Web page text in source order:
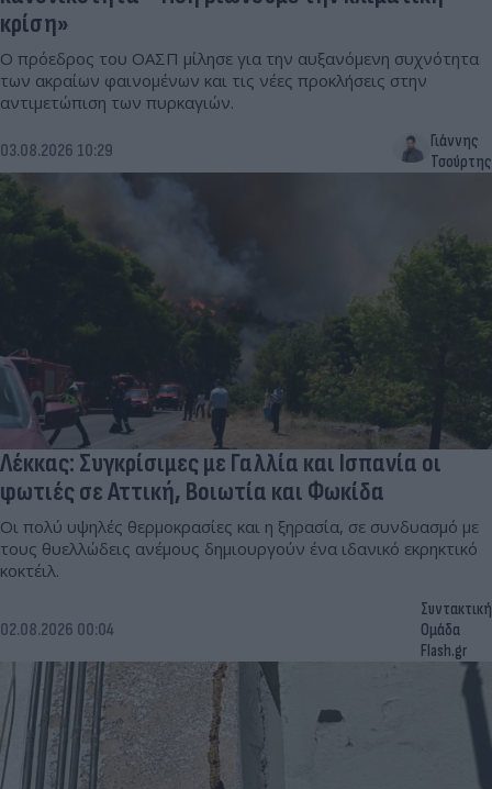
κρίση»
Ο πρόεδρος του ΟΑΣΠ μίλησε για την αυξανόμενη συχνότητα
των ακραίων φαινομένων και τις νέες προκλήσεις στην
αντιμετώπιση των πυρκαγιών.
03.08.2026 10:29
Γιάννης
Τσούρτης
Λέκκας: Συγκρίσιμες με Γαλλία και Ισπανία οι
φωτιές σε Αττική, Βοιωτία και Φωκίδα
Οι πολύ υψηλές θερμοκρασίες και η ξηρασία, σε συνδυασμό με
τους θυελλώδεις ανέμους δημιουργούν ένα ιδανικό εκρηκτικό
κοκτέιλ.
02.08.2026 00:04
Συντακτική
Ομάδα
Flash.gr